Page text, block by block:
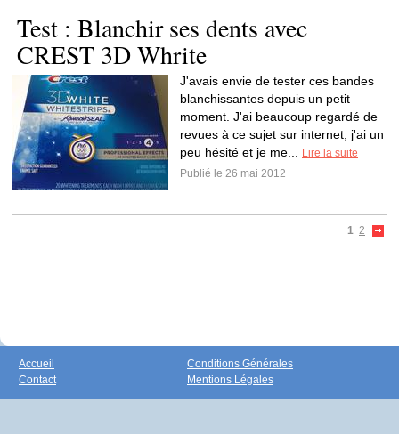
Test : Blanchir ses dents avec
CREST 3D Whrite
J'avais envie de tester ces bandes
blanchissantes depuis un petit
moment. J'ai beaucoup regardé de
revues à ce sujet sur internet, j'ai un
peu hésité et je me...
Lire la suite
Publié le 26 mai 2012
1 2
Accueil
Contact
Conditions Générales
Mentions Légales